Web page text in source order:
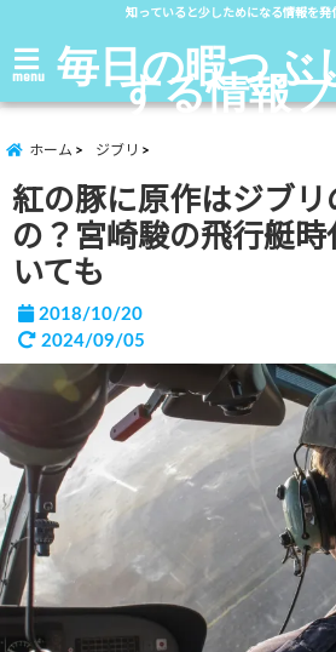
知っていると少しためになる情報を発
menu 毎日の暇つぶ
する情報
ホーム ジブリ
紅の豚に原作はジブリ
の？宮崎駿の飛行艇
いても
2018/10/20
2024/09/05